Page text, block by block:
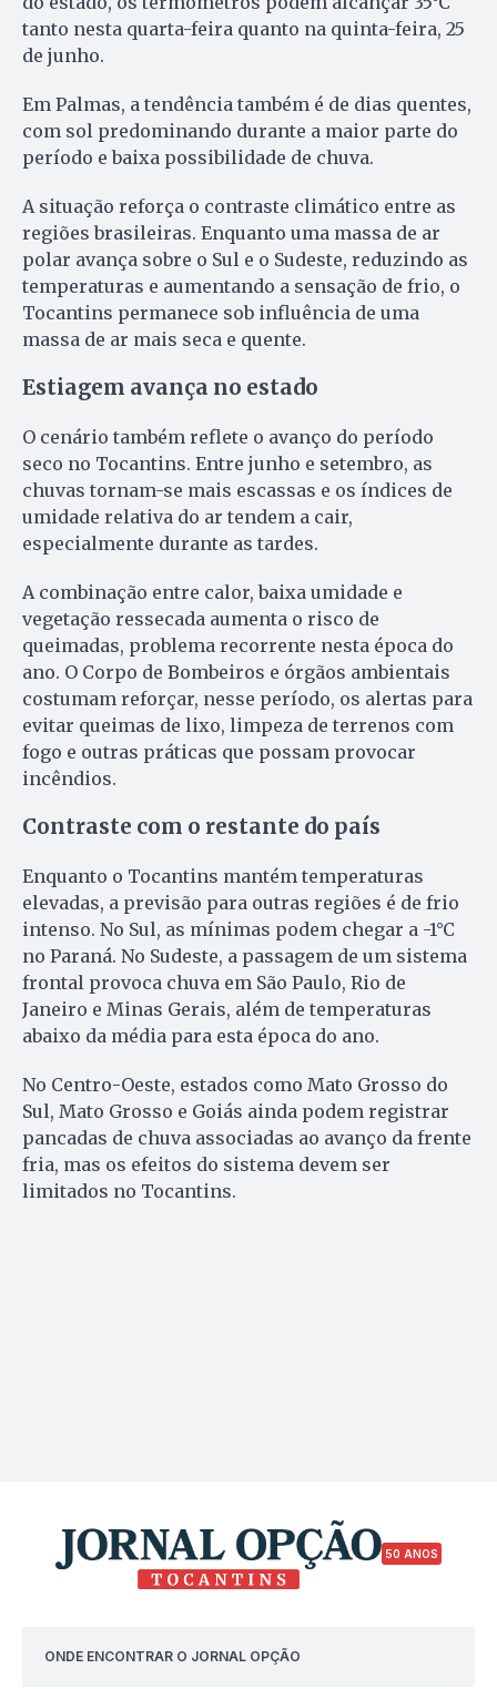
tanto nesta quarta-feira quanto na quinta-feira, 25
de junho.
Em Palmas, a tendência também é de dias quentes,
com sol predominando durante a maior parte do
período e baixa possibilidade de chuva.
A situação reforça o contraste climático entre as
regiões brasileiras. Enquanto uma massa de ar
polar avança sobre o Sul e o Sudeste, reduzindo as
temperaturas e aumentando a sensação de frio, o
Tocantins permanece sob influência de uma
massa de ar mais seca e quente.
Estiagem avança no estado
O cenário também reflete o avanço do período
seco no Tocantins. Entre junho e setembro, as
chuvas tornam-se mais escassas e os índices de
umidade relativa do ar tendem a cair,
especialmente durante as tardes.
A combinação entre calor, baixa umidade e
vegetação ressecada aumenta o risco de
queimadas, problema recorrente nesta época do
ano. O Corpo de Bombeiros e órgãos ambientais
costumam reforçar, nesse período, os alertas para
evitar queimas de lixo, limpeza de terrenos com
fogo e outras práticas que possam provocar
incêndios.
Contraste com o restante do país
Enquanto o Tocantins mantém temperaturas
elevadas, a previsão para outras regiões é de frio
intenso. No Sul, as mínimas podem chegar a -1°C
no Paraná. No Sudeste, a passagem de um sistema
frontal provoca chuva em São Paulo, Rio de
Janeiro e Minas Gerais, além de temperaturas
abaixo da média para esta época do ano.
No Centro-Oeste, estados como Mato Grosso do
Sul, Mato Grosso e Goiás ainda podem registrar
pancadas de chuva associadas ao avanço da frente
fria, mas os efeitos do sistema devem ser
limitados no Tocantins.
50 ANOS
ONDE ENCONTRAR O JORNAL OPÇÃO